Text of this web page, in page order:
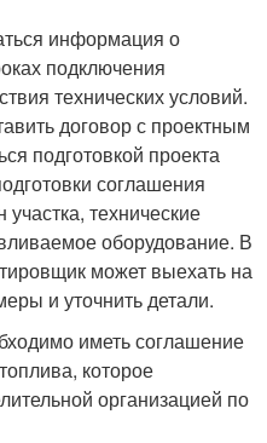
информация о
подключения
технических условий.
договор с проектным
подготовкой проекта
соглашения
технические
оборудование. В
может выехать на
и уточнить детали.
иметь соглашение
которое
организацией по